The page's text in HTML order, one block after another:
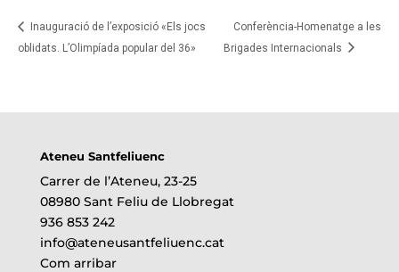
Inauguració de l’exposició «Els jocs
oblidats. L’Olimpíada popular del 36»
Conferència-Homenatge a les
Brigades Internacionals
Ateneu Santfeliuenc
Carrer de l’Ateneu, 23-25
08980 Sant Feliu de Llobregat
936 853 242
info@ateneusantfeliuenc.cat
Com arribar